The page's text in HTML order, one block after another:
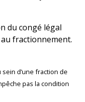
du congé légal
fractionnement.
d’une fraction de
pas la condition